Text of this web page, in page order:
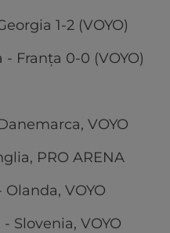
1-2 (VOYO)
Franța 0-0 (VOYO)
VOYO
PRO ARENA
VOYO
Slovenia, VOYO